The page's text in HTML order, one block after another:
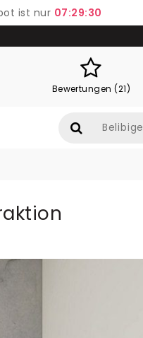
ist nur 07:29:29
Bewertungen (21)